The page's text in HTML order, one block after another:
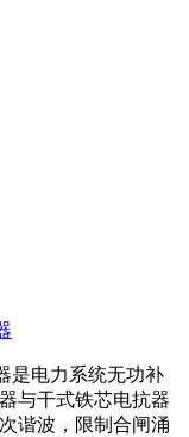
是电力系统无功补
与干式铁芯电抗器
谐波，限制合闸涌